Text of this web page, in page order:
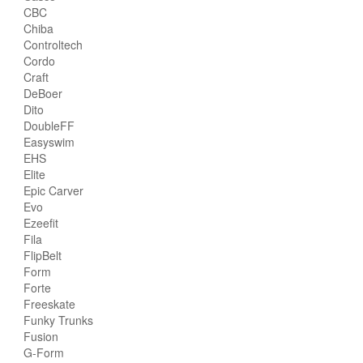
CBC
Chiba
Controltech
Cordo
Craft
DeBoer
Dito
DoubleFF
Easyswim
EHS
Elite
Epic Carver
Evo
Ezeefit
Fila
FlipBelt
Form
Forte
Freeskate
Funky Trunks
Fusion
G-Form